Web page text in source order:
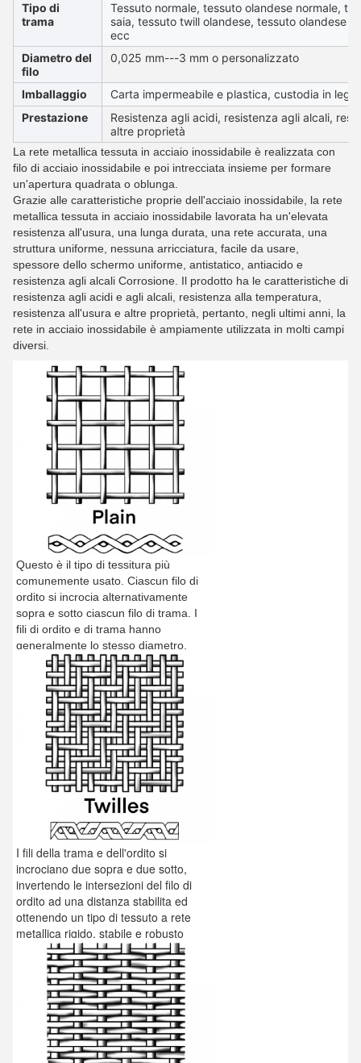
Tipo di
trama
Tessuto normale, tessuto olandese normale,
saia, tessuto twill olandese, tessuto olandese
ecc
Diametro del
filo
0,025 mm---3 mm o personalizzato
Imballaggio
Carta impermeabile e plastica, custodia in
Prestazione
Resistenza agli acidi, resistenza agli alcali,
altre proprietà
La rete metallica tessuta in acciaio inossidabile è realizzata con
filo di acciaio inossidabile e poi intrecciata insieme per formare
un'apertura quadrata o oblunga.
Grazie alle caratteristiche proprie dell'acciaio inossidabile, la rete
metallica tessuta in acciaio inossidabile lavorata ha un'elevata
resistenza all'usura, una lunga durata, una rete accurata, una
struttura uniforme, nessuna arricciatura, facile da usare,
spessore dello schermo uniforme, antistatico, antiacido e
resistenza agli alcali Corrosione. Il prodotto ha le caratteristiche di
resistenza agli acidi e agli alcali, resistenza alla temperatura,
resistenza all'usura e altre proprietà, pertanto, negli ultimi anni, la
rete in acciaio inossidabile è ampiamente utilizzata in molti campi
diversi.
Questo è il tipo di tessitura più
comunemente usato. Ciascun filo di
ordito si incrocia alternativamente
sopra e sotto ciascun filo di trama. I
fili di ordito e di trama hanno
generalmente lo stesso diametro.
I fili della trama e dell'ordito si
incrociano due sopra e due sotto,
invertendo le intersezioni del filo di
ordito ad una distanza stabilita ed
ottenendo un tipo di tessuto a rete
metallica rigido, stabile e robusto